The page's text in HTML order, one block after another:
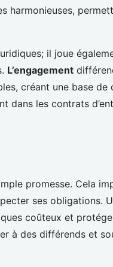
harmonieuses,
il joue
L’engagement
créant une base de
dans les contrats
promesse. Cela
ses obligations.
coûteux et
à des différends et